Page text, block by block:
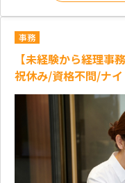
事務
【未経験から経理事
祝休み/資格不問/ナ